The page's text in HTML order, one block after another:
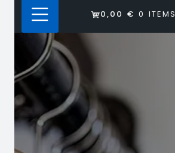
0,00 € 0 ITEMS